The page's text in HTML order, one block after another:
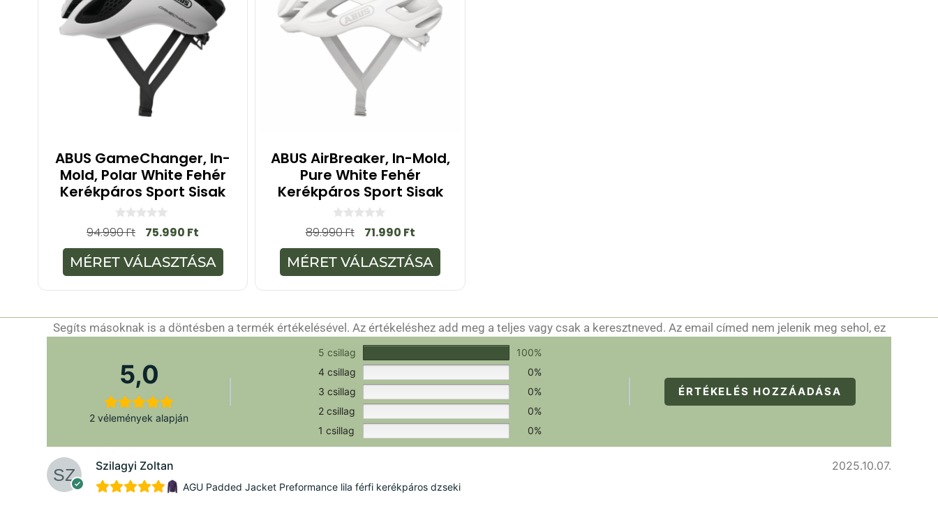
ABUS GameChanger, In-
Mold, Polar White Fehér
Kerékpáros Sport Sisak
0
a
z
5
-
b
94.990Ft 75.990 Ft
MÉRET VÁLASZTÁSA
ABUS AirBreaker, In-Mold,
Pure White Fehér
Kerékpáros Sport Sisak
0
a
z
5
-
b
89.990Ft 71.990 Ft
MÉRET VÁLASZTÁSA
Értékeld a terméket!
Segíts másoknak is a döntésben a termék értékelésével. Az értékeléshez add meg a teljes vagy csak a keresztneved. Az email címed nem jelenik meg sehol, ez
csak a hitelesítéshez szükséges.
5,0
2 vélemények alapján
5 csillag
100%
4 csillag
0%
3 csillag
0%
2 csillag
0%
1 csillag
0%
ÉRTÉKELÉS HOZZÁADÁSA
Szilagyi Zoltan 2025.10.07.
AGU Padded Jacket Preformance lila férfi kerékpáros dzseki